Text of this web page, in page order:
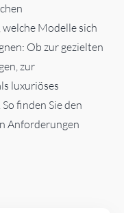
Modelle sich
Ob zur gezielten
zur
luxuriöses
finden Sie den
Anforderungen